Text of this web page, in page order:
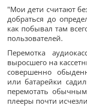
"Мои дети считают
добраться до
как побывал там
пользователей.
Перемотка
выросшего на
совершенно
или батарейки
перемотать
плееры почти